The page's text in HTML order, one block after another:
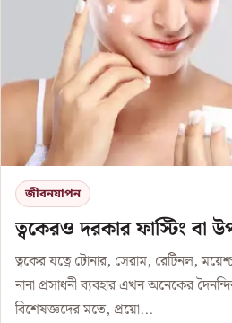
জীবনযাপন
ত্বকেরও দরকার ফাস্টিং বা
ত্বকের যত্নে টোনার, সেরাম, রেটিনল,
নানা প্রসাধনী ব্যবহার এখন অনেকের
বিশেষজ্ঞদের মতে, প্রয়ো...